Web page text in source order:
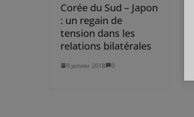
Corée du Sud – Japon
: un regain de
tension dans les
relations bilatérales
9 janvier 2018 0